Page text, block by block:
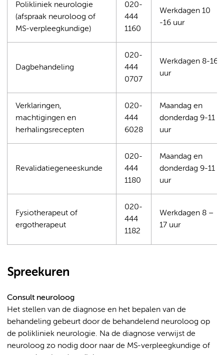
Polikliniek neurologie
(afspraak neuroloog of
MS-verpleegkundige)
020-
444
1160
Werkdagen 10
-16 uur
Dagbehandeling
020-
444
0707
Werkdagen 8-16
uur
Verklaringen,
machtigingen en
herhalingsrecepten
020-
444
6028
Maandag en
donderdag 9-11
uur
Revalidatiegeneeskunde
020-
444
1180
Maandag en
donderdag 9-11
uur
Fysiotherapeut of
ergotherapeut
020-
444
1182
Werkdagen 8 –
17 uur
Spreekuren
Consult neuroloog
Het stellen van de diagnose en het bepalen van de
behandeling gebeurt door de behandelend neuroloog op
de polikliniek neurologie. Na de diagnose verwijst de
neuroloog zo nodig door naar de MS-verpleegkundige of